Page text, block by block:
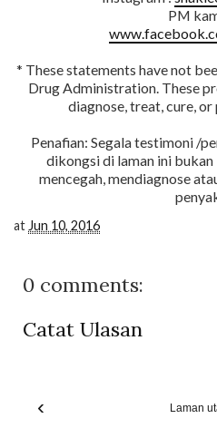
PM
* These statements have not
Drug Administration. These
diagnose, treat, cure, or
Penafian: Segala testimoni /
dikongsi di laman ini
mencegah, mendiagnose
at Jun 10, 2016
0 comments:
Catat Ulasan
‹ Laman